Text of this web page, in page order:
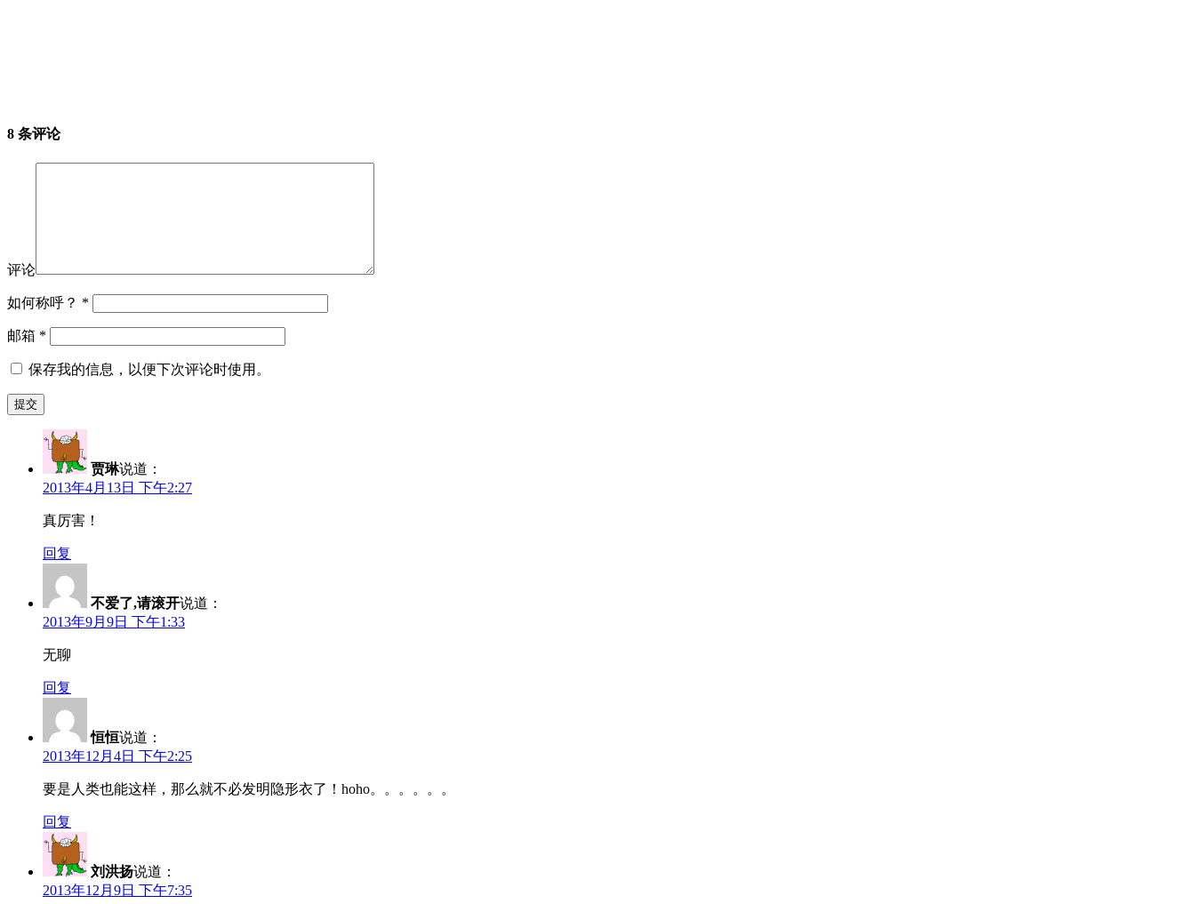
8 条评论
评论
如何称呼？ *
邮箱 *
保存我的信息，以便下次评论时使用。
贾琳说道：
2013年4月13日 下午2:27
真厉害！
回复
不爱了,请滚开说道：
2013年9月9日 下午1:33
无聊
回复
恒恒说道：
2013年12月4日 下午2:25
要是人类也能这样，那么就不必发明隐形衣了！hoho。。。。。。
回复
刘洪扬说道：
2013年12月9日 下午7:35